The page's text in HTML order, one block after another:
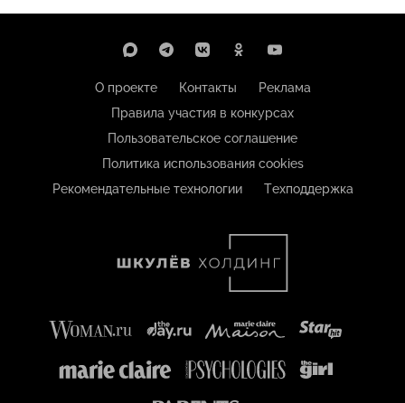
О проекте Контакты
Реклама
Правила участия в конкурсах
Пользовательское соглашение
Политика использования cookies
Рекомендательные технологии
Техподдержка